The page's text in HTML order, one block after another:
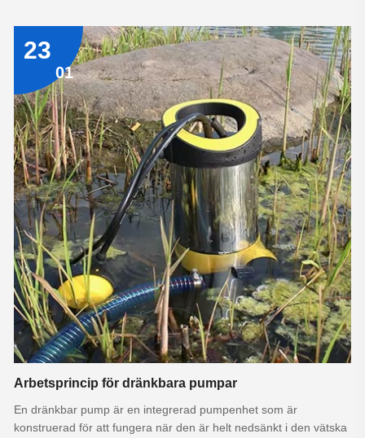
23
01
Arbetsprincip för dränkbara pumpar
En dränkbar pump är en integrerad pumpenhet som är
konstruerad för att fungera när den är helt nedsänkt i den vätska